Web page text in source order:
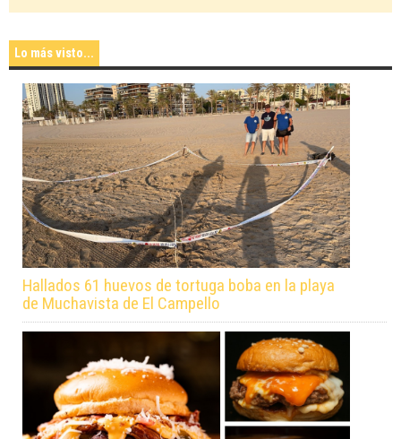
Lo más visto...
Hallados 61 huevos de tortuga boba en la playa
de Muchavista de El Campello